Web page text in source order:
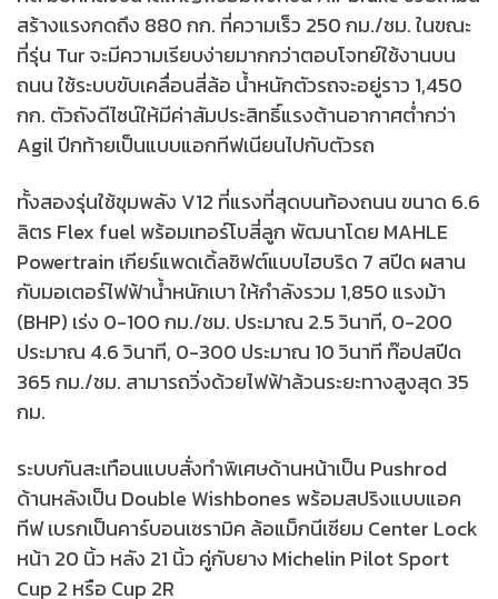
สร้างแรงกดถึง 880 กก. ที่ความเร็ว 250 กม./ชม. ในขณะ
ที่รุ่น Tur จะมีความเรียบง่ายมากกว่าตอบโจทย์ใช้งานบน
ถนน ใช้ระบบขับเคลื่อนสี่ล้อ น้ำหนักตัวรถจะอยู่ราว 1,450
กก. ตัวถังดีไซน์ให้มีค่าสัมประสิทธิ์แรงต้านอากาศต่ำกว่า
Agil ปีกท้ายเป็นแบบแอกทีฟเนียนไปกับตัวรถ
ทั้งสองรุ่นใช้ขุมพลัง V12 ที่แรงที่สุดบนท้องถนน ขนาด 6.6
ลิตร Flex fuel พร้อมเทอร์โบสี่ลูก พัฒนาโดย MAHLE
Powertrain เกียร์แพดเดิ้ลชิฟต์แบบไฮบริด 7 สปีด ผสาน
กับมอเตอร์ไฟฟ้าน้ำหนักเบา ให้กำลังรวม 1,850 แรงม้า
(BHP) เร่ง 0-100 กม./ชม. ประมาณ 2.5 วินาที, 0-200
ประมาณ 4.6 วินาที, 0-300 ประมาณ 10 วินาที ท๊อปสปีด
365 กม./ชม. สามารถวิ่งด้วยไฟฟ้าล้วนระยะทางสูงสุด 35
กม.
ระบบกันสะเทือนแบบสั่งทำพิเศษด้านหน้าเป็น Pushrod
ด้านหลังเป็น Double Wishbones พร้อมสปริงแบบแอค
ทีฟ เบรกเป็นคาร์บอนเซรามิค ล้อแม็กนีเซียม Center Lock
หน้า 20 นิ้ว หลัง 21 นิ้ว คู่กับยาง Michelin Pilot Sport
Cup 2 หรือ Cup 2R